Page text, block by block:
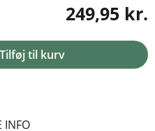
249,95 kr.
Tilføj til kurv
INFO